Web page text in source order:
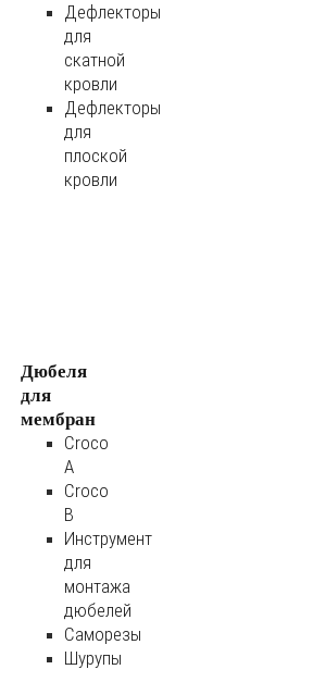
Дефлекторы
для
скатной
кровли
Дефлекторы
для
плоской
кровли
Дюбеля
для
мембран
Croco
A
Croco
B
Инструмент
для
монтажа
дюбелей
Саморезы
Шурупы